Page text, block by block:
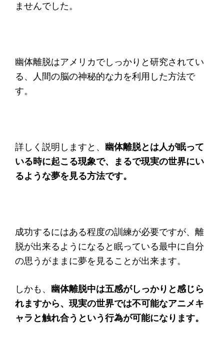
ませんでした。
幽体離脱はアメリカでしっかりと研究されてい
る、人間の脳の神秘的な力を利用した方法で
す。
詳しく説明しますと、 幽体離脱とは人が眠って
いる時に起こる現象で、まるで現実の世界にい
るような夢を見る方法です。
成功するにはある程度の訓練が必要ですが、離
脱が出来るようになると眠っている最中に自分
の思うがままに夢を見ることが出来ます。
しかも、 幽体離脱中は五感がしっかりと感じら
れますから、現実の世界では不可能なアニメキ
ャラと触れ合うという行為が可能になります。